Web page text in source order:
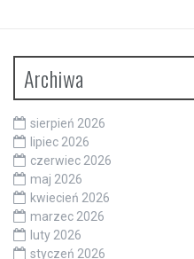
Archiwa
sierpień 2026
lipiec 2026
czerwiec 2026
maj 2026
kwiecień 2026
marzec 2026
luty 2026
styczeń 2026